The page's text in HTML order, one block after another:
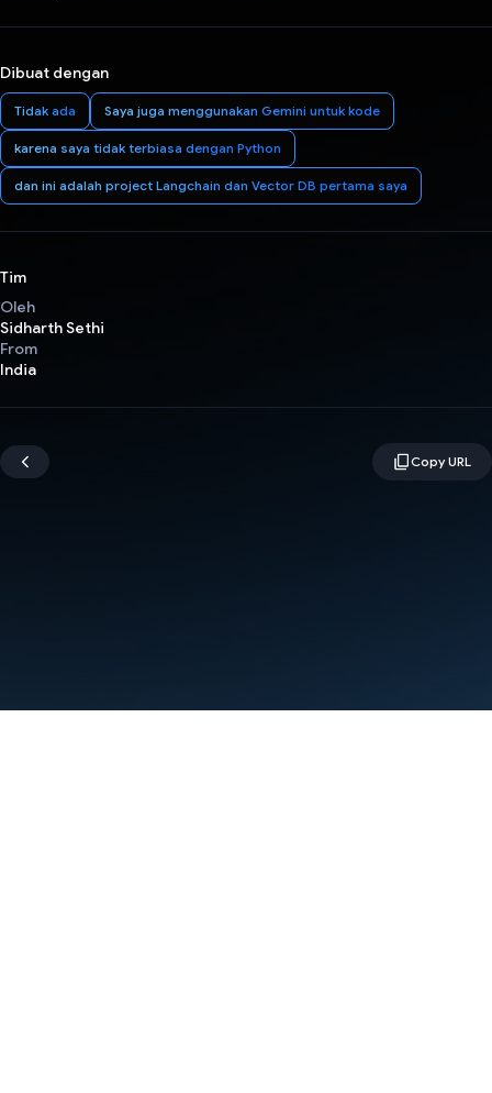
Dibuat dengan
Tidak ada Saya juga menggunakan Gemini untuk kode
karena saya tidak terbiasa dengan Python
dan ini adalah project Langchain dan Vector DB pertama saya
Tim
Oleh
Sidharth Sethi
From
India